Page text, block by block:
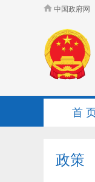
中国政府网
首
政策